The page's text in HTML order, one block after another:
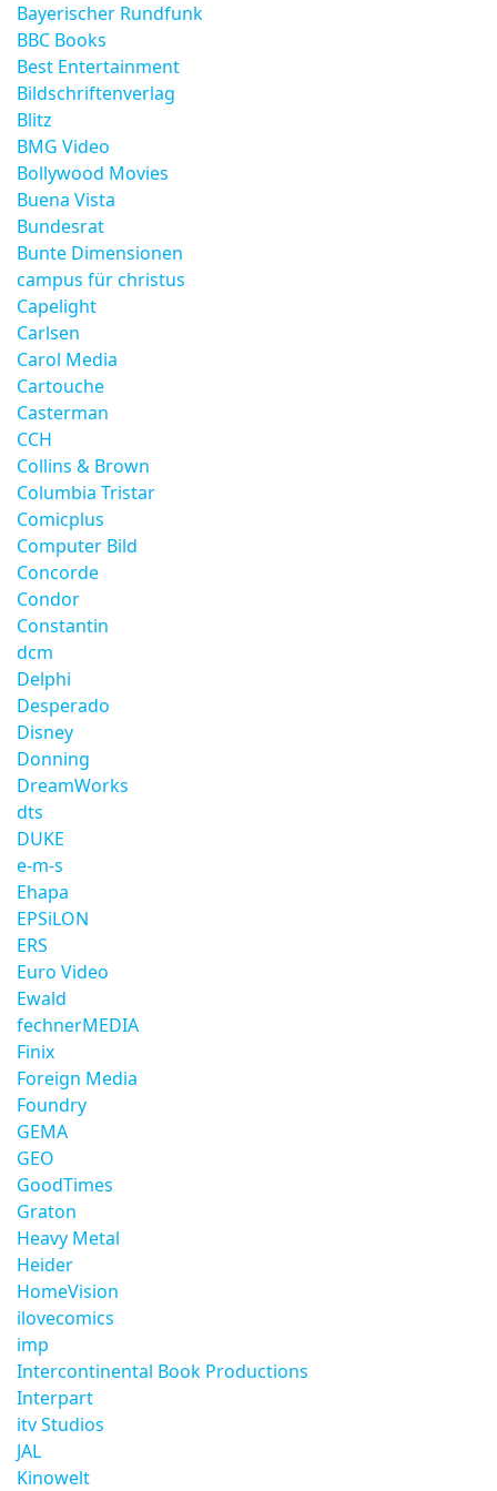
Bayerischer Rundfunk
BBC Books
Best Entertainment
Bildschriftenverlag
Blitz
BMG Video
Bollywood Movies
Buena Vista
Bundesrat
Bunte Dimensionen
campus für christus
Capelight
Carlsen
Carol Media
Cartouche
Casterman
CCH
Collins & Brown
Columbia Tristar
Comicplus
Computer Bild
Concorde
Condor
Constantin
dcm
Delphi
Desperado
Disney
Donning
DreamWorks
dts
DUKE
e-m-s
Ehapa
EPSiLON
ERS
Euro Video
Ewald
fechnerMEDIA
Finix
Foreign Media
Foundry
GEMA
GEO
GoodTimes
Graton
Heavy Metal
Heider
HomeVision
ilovecomics
imp
Intercontinental Book Productions
Interpart
itv Studios
JAL
Kinowelt